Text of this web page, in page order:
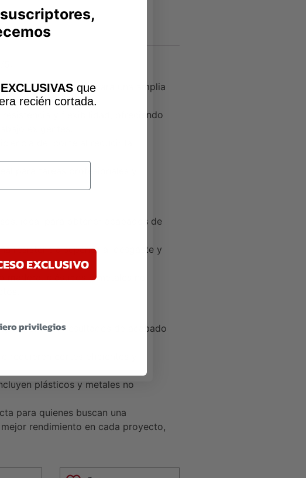
hoja es adecuada para una amplia
y flexibilidad, ofreciendo
exigentes.
del corte al reducir la
para tareas profesionales y
ideal para obtener acabados de
resistencia superior al desgaste y
plásticos y metales no
resultados de acabado
requieren cortes eficientes y
plásticos y metales no
para quienes buscan una
rendimiento en cada proyecto,
EXCLUSIVAS que
recién cortada.
EXCLUSIVO
privilegios